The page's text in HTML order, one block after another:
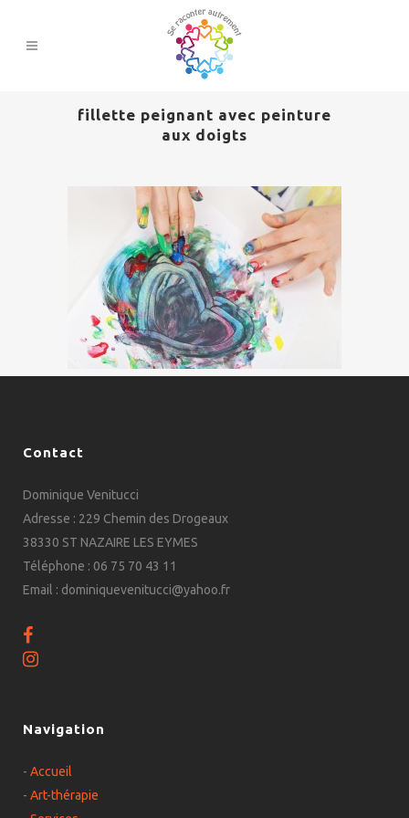
fillette peignant avec peinture
aux doigts
Contact
Dominique Venitucci
Adresse : 229 Chemin des Drogeaux
38330 ST NAZAIRE LES EYMES
Téléphone : 06 75 70 43 11
Email : dominiquevenitucci@yahoo.fr
Navigation
- Accueil
- Art-thérapie